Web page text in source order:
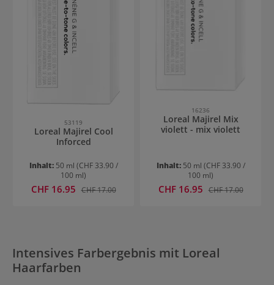
53119
Loreal Majirel Cool
Inforced
Inhalt: 50 ml (CHF 33.90 /
100 ml)
Verkaufspreis:
CHF 16.95 Regulärer Preis:
CHF 17.00
16236
Loreal Majirel Mix
violett - mix violett
Inhalt: 50 ml (CHF 33.90 /
100 ml)
Verkaufspreis:
CHF 16.95 Regulärer Preis:
CHF 17.00
Intensives Farbergebnis mit Loreal
Haarfarben